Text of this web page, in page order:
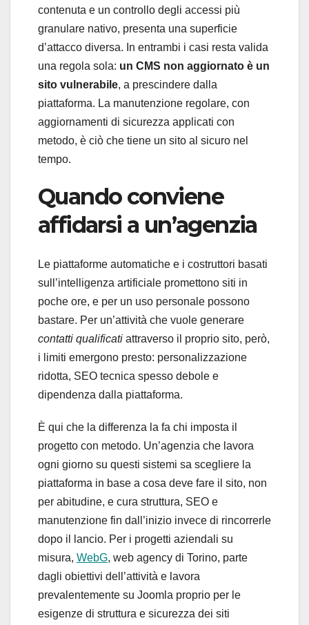
contenuta e un controllo degli accessi più
granulare nativo, presenta una superficie
d’attacco diversa. In entrambi i casi resta valida
una regola sola: un CMS non aggiornato è un
sito vulnerabile, a prescindere dalla
piattaforma. La manutenzione regolare, con
aggiornamenti di sicurezza applicati con
metodo, è ciò che tiene un sito al sicuro nel
tempo.
Quando conviene
affidarsi a un’agenzia
Le piattaforme automatiche e i costruttori basati
sull’intelligenza artificiale promettono siti in
poche ore, e per un uso personale possono
bastare. Per un’attività che vuole generare
contatti qualificati attraverso il proprio sito, però,
i limiti emergono presto: personalizzazione
ridotta, SEO tecnica spesso debole e
dipendenza dalla piattaforma.
È qui che la differenza la fa chi imposta il
progetto con metodo. Un’agenzia che lavora
ogni giorno su questi sistemi sa scegliere la
piattaforma in base a cosa deve fare il sito, non
per abitudine, e cura struttura, SEO e
manutenzione fin dall’inizio invece di rincorrerle
dopo il lancio. Per i progetti aziendali su
misura, WebG, web agency di Torino, parte
dagli obiettivi dell’attività e lavora
prevalentemente su Joomla proprio per le
esigenze di struttura e sicurezza dei siti